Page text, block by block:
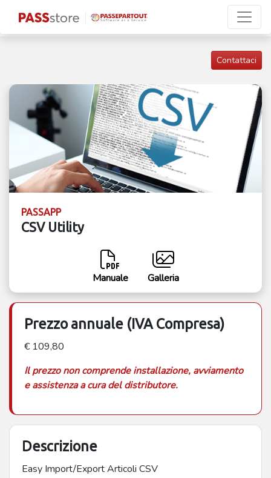
Contattaci
PASSAPP
CSV Utility
Manuale Galleria
Prezzo annuale (IVA Compresa)
€ 109,80
Il prezzo non comprende installazione, avviamento
e assistenza a cura del distributore.
Descrizione
Easy Import/Export Articoli CSV